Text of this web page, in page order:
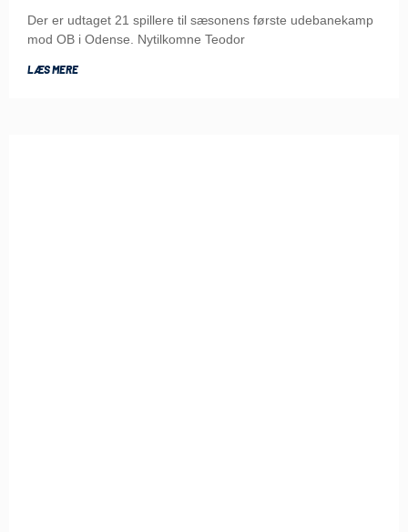
Der er udtaget 21 spillere til sæsonens første udebanekamp
mod OB i Odense. Nytilkomne Teodor
LÆS MERE